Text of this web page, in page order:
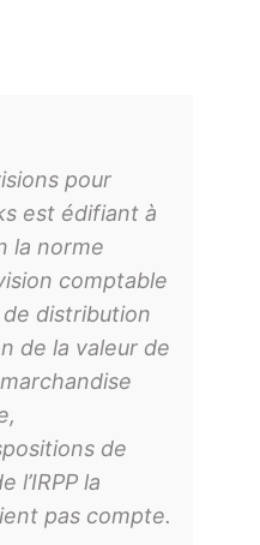
pour
est édifiant à
la norme
comptable
distribution
de la valeur de
de
l’IRPP la
pas compte.